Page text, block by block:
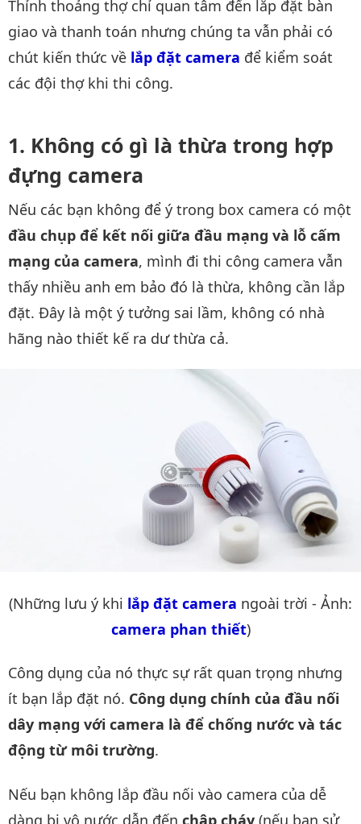
Thỉnh thoảng thợ chỉ quan tâm đến lắp đặt bàn
giao và thanh toán nhưng chúng ta vẫn phải có
chút kiến thức về lắp đặt camera để kiểm soát
các đội thợ khi thi công.
Không có gì là thừa trong hợp
đựng camera
Nếu các bạn không để ý trong box camera có một
đầu chụp để kết nối giữa đầu mạng và lỗ cấm
mạng của camera, mình đi thi công camera vẫn
thấy nhiều anh em bảo đó là thừa, không cần lắp
đặt. Đây là một ý tưởng sai lầm, không có nhà
hãng nào thiết kế ra dư thừa cả.
(Những lưu ý khi lắp đặt camera ngoài trời - Ảnh:
camera phan thiết)
Công dụng của nó thực sự rất quan trọng nhưng
ít bạn lắp đặt nó. Công dụng chính của đầu nối
dây mạng với camera là để chống nước và tác
động từ môi trường.
Nếu bạn không lắp đầu nối vào camera của dễ
dàng bị vô nước dẫn đến chập cháy (nếu bạn sử